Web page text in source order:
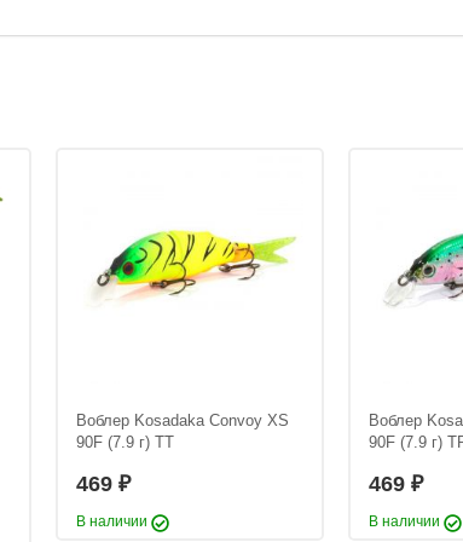
Воблер Kosadaka Convoy XS
90F (7.9 г) TT
469 ₽
В наличии
Воблер
90F (7.9 г)
469 ₽
В наличии